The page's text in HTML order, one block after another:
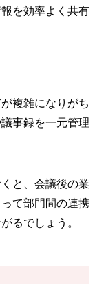
を効率よく共有
複雑になりがち
事録を一元管理
と、会議後の業
て部門間の連携
るでしょう。